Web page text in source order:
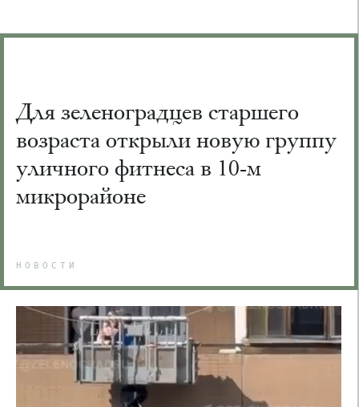
Для зеленоградцев старшего
возраста открыли новую группу
уличного фитнеса в 10-м
микрорайоне
НОВОСТИ